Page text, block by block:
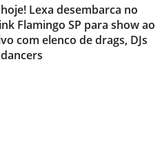
hoje! Lexa desembarca no
Flamingo SP para show ao
com elenco de drags, DJs